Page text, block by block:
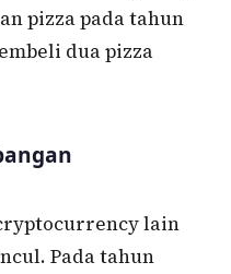
pizza pada tahun
dua pizza
lain
Pada tahun